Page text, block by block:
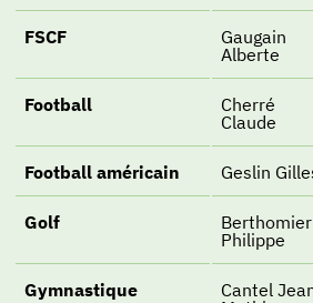
FSCF
Gaugain
Alberte
Football
Cherré
Claude
Football américain Geslin
Golf
Berthomier
Philippe
Gymnastique
Cantel